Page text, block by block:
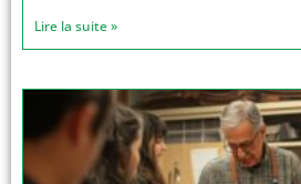
Lire la suite »